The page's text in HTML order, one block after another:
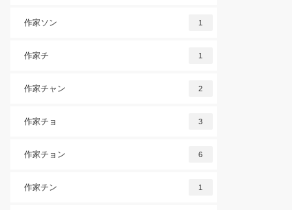
作家ソン 1
作家チ 1
作家チャン 2
作家チョ 3
作家チョン 6
作家チン 1